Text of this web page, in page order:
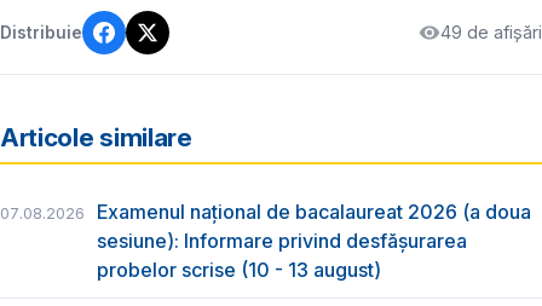
Distribuie 49 de afișări
Articole similare
07.08.2026
Examenul național de bacalaureat 2026 (a doua
sesiune): Informare privind desfășurarea
probelor scrise (10 - 13 august)